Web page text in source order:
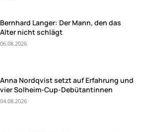
Bernhard Langer: Der Mann, den das
Alter nicht schlägt
06.08.2026
Anna Nordqvist setzt auf Erfahrung und
vier Solheim-Cup-Debütantinnen
04.08.2026